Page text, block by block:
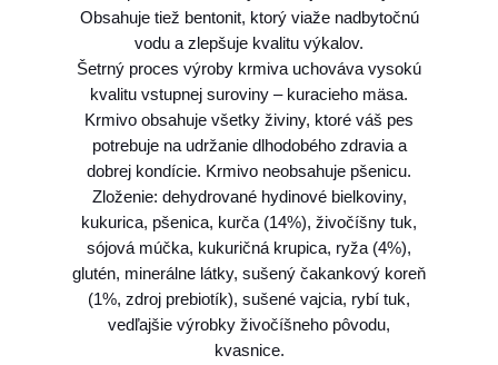
t
S
m
a
l
l
&
M
i
n
i
s
e
Obsahuje tiež bentonit, ktorý viaže nadbytočnú
vodu a zlepšuje kvalitu výkalov.
Šetrný proces výroby krmiva uchováva vysokú
kvalitu vstupnej suroviny – kuracieho mäsa.
Krmivo obsahuje všetky živiny, ktoré váš pes
potrebuje na udržanie dlhodobého zdravia a
dobrej kondície. Krmivo neobsahuje pšenicu.
Zloženie: dehydrované hydinové bielkoviny,
kukurica, pšenica, kurča (14%), živočíšny tuk,
sójová múčka, kukuričná krupica, ryža (4%),
glutén, minerálne látky, sušený čakankový koreň
(1%, zdroj prebiotík), sušené vajcia, rybí tuk,
vedľajšie výrobky živočíšneho pôvodu,
kvasnice.